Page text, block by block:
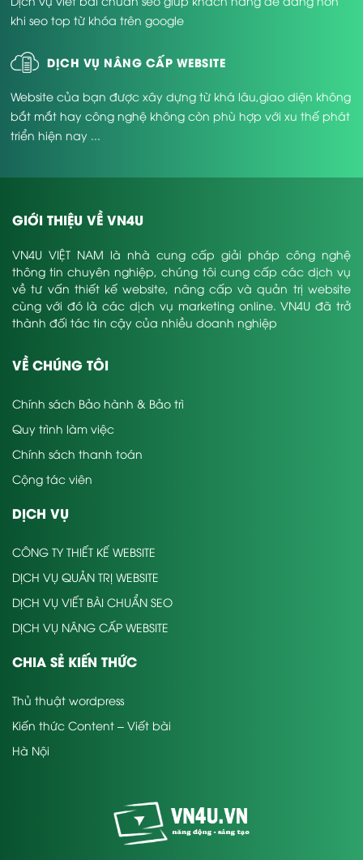
khi seo top từ khóa trên google
DỊCH VỤ NÂNG CẤP WEBSITE
Website của bạn được xây dựng từ khá lâu,giao diện không
bắt mắt hay công nghệ không còn phù hợp với xu thế phát
triển hiện nay ...
GIỚI THIỆU VỀ VN4U
VN4U VIỆT NAM là nhà cung cấp giải pháp công nghệ
thông tin chuyên nghiệp, chúng tôi cung cấp các dịch vụ
về tư vấn thiết kế website, nâng cấp và quản trị website
cùng với đó là các dịch vụ marketing online. VN4U đã trở
thành đối tác tin cậy của nhiều doanh nghiệp
VỀ CHÚNG TÔI
Chính sách Bảo hành & Bảo trì
Quy trình làm việc
Chính sách thanh toán
Cộng tác viên
DỊCH VỤ
CÔNG TY THIẾT KẾ WEBSITE
DỊCH VỤ QUẢN TRỊ WEBSITE
DỊCH VỤ VIẾT BÀI CHUẨN SEO
DỊCH VỤ NÂNG CẤP WEBSITE
CHIA SẺ KIẾN THỨC
Thủ thuật wordpress
Kiến thức Content – Viết bài
Hà Nội